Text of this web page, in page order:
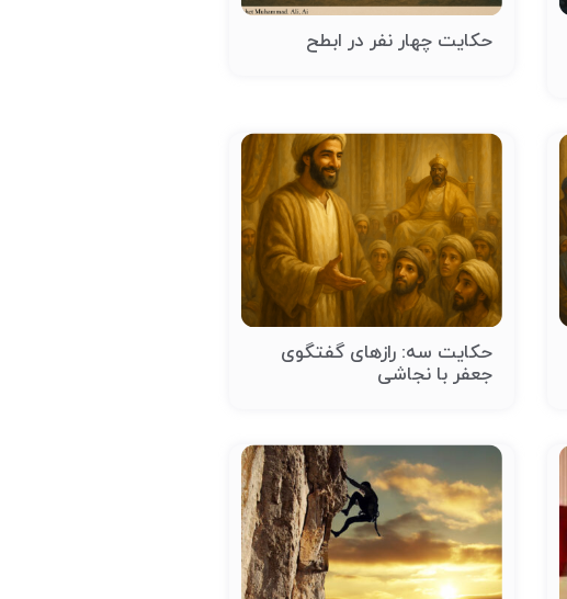
حکایت چهار نفر در ابطح
حکایت سه: رازهای گفتگوی
جعفر با نجاشی